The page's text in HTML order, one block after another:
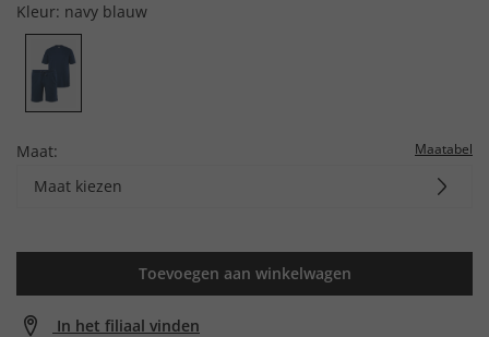
Kleur: navy blauw
Maat: Maatabel
Maat kiezen
Toevoegen aan winkelwagen
In het filiaal vinden